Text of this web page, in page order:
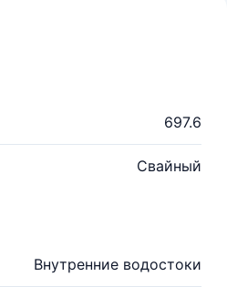
697.6
Свайный
Внутренние водостоки